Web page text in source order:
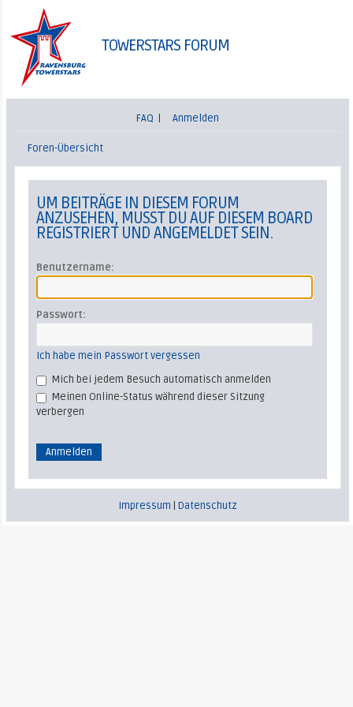
TOWERSTARS FORUM
FAQ Anmelden
Foren-Übersicht
UM BEITRÄGE IN DIESEM FORUM
ANZUSEHEN, MUSST DU AUF DIESEM BOARD
REGISTRIERT UND ANGEMELDET SEIN.
Benutzername:
Passwort:
Ich habe mein Passwort vergessen
Mich bei jedem Besuch automatisch anmelden
Meinen Online-Status während dieser Sitzung
verbergen
Impressum |Datenschutz